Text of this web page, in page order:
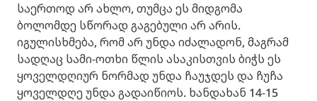
საერთოდ არ ახლო, თუმცა ეს მიდგომა
ბოლომდე სწორად გაგებული არ არის.
იგულისხმება, რომ არ უნდა იძალადონ, მაგრამ
სადღაც სამი-ოთხი წლის ასაკისთვის ბიჭს ეს
ყოველდღიურ ნორმად უნდა ჩაუჯდეს და ჩუჩა
ყოველდღე უნდა გადაიწიოს. ხანდახან 14-15